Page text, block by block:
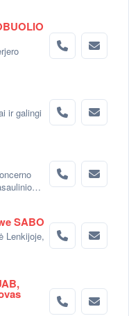
ir galingi
SABO
Lenkijoje,